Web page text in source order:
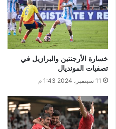
خسارة الأرجنتين والبرازيل في
تصفيات المونديال
11 سبتمبر، 2024 1:43 م